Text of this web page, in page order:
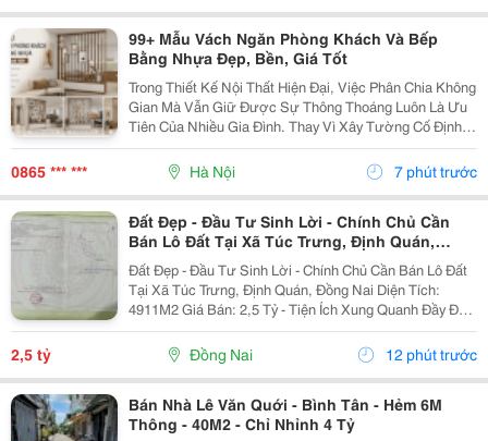
99+ Mẫu Vách Ngăn Phòng Khách Và Bếp
Bằng Nhựa Đẹp, Bền, Giá Tốt
Trong Thiết Kế Nội Thất Hiện Đại, Việc Phân Chia Không
Gian Mà Vẫn Giữ Được Sự Thông Thoáng Luôn Là Ưu
Tiên Của Nhiều Gia Đình. Thay Vì Xây Tường Cố Định,
Mẫu Vách Ngăn Phòng Khách Và Bếp Bằng Nhựa Đang
Trở Thành Lựa Chọn Được Ưa Chuộng Nhờ Tính
Thẩm...
0865 *** *** Hà Nội 7 phút trước
Đất Đẹp - Đầu Tư Sinh Lời - Chính Chủ Cần
Bán Lô Đất Tại Xã Túc Trưng, Định Quán,
Đồng Nai
Đất Đẹp - Đầu Tư Sinh Lời - Chính Chủ Cần Bán Lô Đất
Tại Xã Túc Trưng, Định Quán, Đồng Nai Diện Tích:
4911M2 Giá Bán: 2,5 Tỷ - Tiện Ích Xung Quanh Đầy Đủ
Gần Chợ, Trường Học,.. - Khu Vực Dân Cư Thân Thiện
An Ninh Tốt - Giao Thông Thuận Tiện Đi...
2,5 tỷ Đồng Nai 12 phút trước
Bán Nhà Lê Văn Quới - Bình Tân - Hẻm 6M
Thông - 40M2 - Chỉ Nhỉnh 4 Tỷ